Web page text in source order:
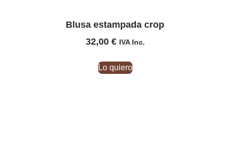
Blusa estampada crop
32,00 € IVA Inc.
Lo quiero